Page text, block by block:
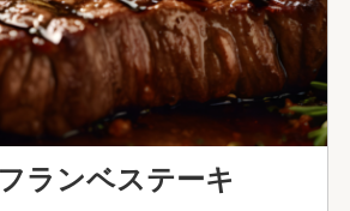
ランベステーキ